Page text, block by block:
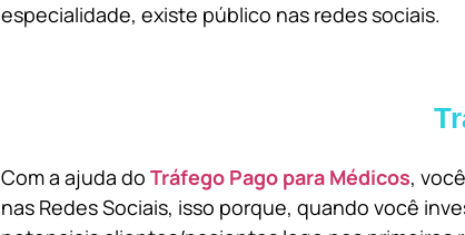
especialidade, existe público nas redes sociais.
Com a ajuda do Tráfego Pago para Médicos,
nas Redes Sociais, isso porque, quando você